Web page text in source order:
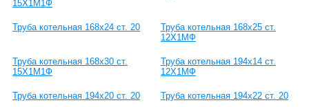
15Х1М1Ф
Труба котельная 168х24 ст. 20
Труба котельная 168х25 ст.
12Х1МФ
Труба котельная 168х30 ст.
15Х1М1Ф
Труба котельная 194х14 ст.
12Х1МФ
Труба котельная 194х20 ст. 20 Труба котельная 194х22 ст. 20